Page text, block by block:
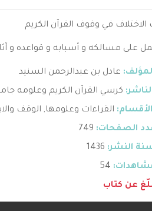
الاختلاف في وقوف القرآن الكريم
على مسالكه و أسبابه و قواعده و
عادل بن عبدالرحمن السنيد
كرسي القرآن الكريم وعلومه
الأقسام: القراءات وعلومها, الوقف
الصفحات: 749
النشر: 1436
عن كتاب